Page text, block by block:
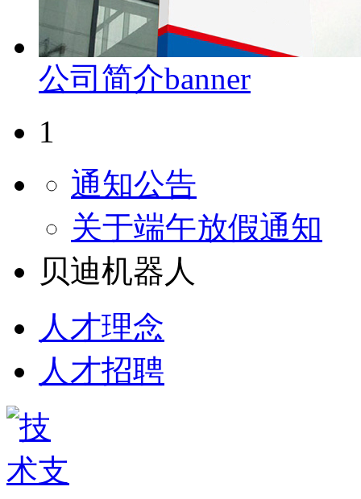
公司简介banner
1
通知公告
关于端午放假通知
贝迪机器人
人才理念
人才招聘